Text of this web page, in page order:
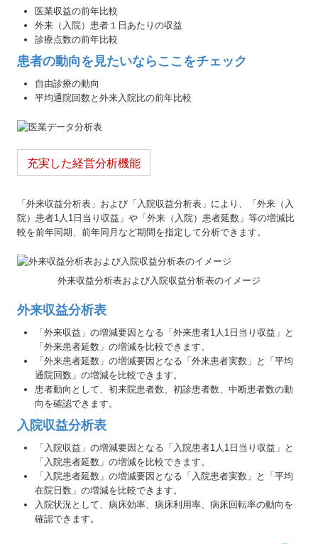
医業収益の前年比較
外来（入院）患者１日あたりの収益
診療点数の前年比較
患者の動向を見たいならここをチェック
自由診療の動向
平均通院回数と外来入院比の前年比較
充実した経営分析機能
「外来収益分析表」および「入院収益分析表」により、「外来（入
院）患者1人1日当り収益」や「外来（入院）患者延数」等の増減比
較を前年同期、前年同月など期間を指定して分析できます。
外来収益分析表および入院収益分析表のイメージ
外来収益分析表
「外来収益」の増減要因となる「外来患者1人1日当り収益」と
「外来患者延数」の増減を比較できます。
「外来患者延数」の増減要因となる「外来患者実数」と「平均
通院回数」の増減を比較できます。
患者動向として、初来院患者数、初診患者数、中断患者数の動
向を確認できます。
入院収益分析表
「入院収益」の増減要因となる「入院患者1人1日当り収益」と
「入院患者延数」の増減を比較できます。
「入院患者延数」の増減要因となる「入院患者実数」と「平均
在院日数」の増減を比較できます。
入院状況として、病床効率、病床利用率、病床回転率の動向を
確認できます。